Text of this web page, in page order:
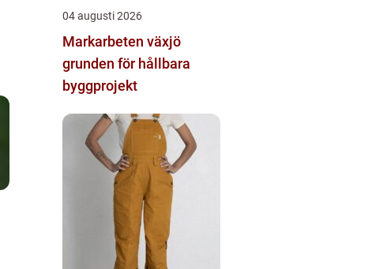
04 augusti 2026
Markarbeten växjö
grunden för hållbara
byggprojekt